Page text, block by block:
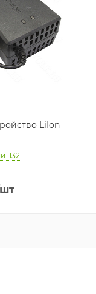
LiIon
: 132